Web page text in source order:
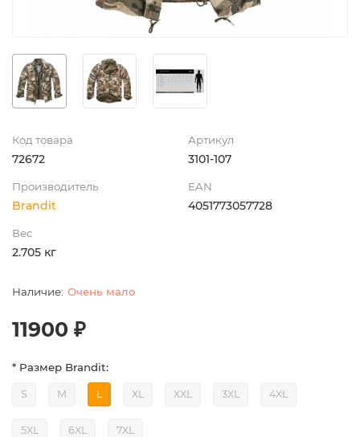
Код товара
72672
Артикул
3101-107
Производитель
Brandit
EAN
4051773057728
Вес
2.705 кг
Очень мало
11900 ₽
* Размер Brandit:
S M L XL XXL 3XL 4XL
5XL 6XL 7XL